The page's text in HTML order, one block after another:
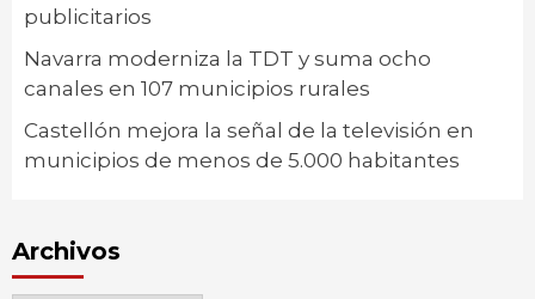
publicitarios
Navarra moderniza la TDT y suma ocho
canales en 107 municipios rurales
Castellón mejora la señal de la televisión en
municipios de menos de 5.000 habitantes
Archivos